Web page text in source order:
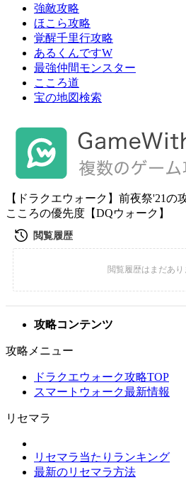
強敵攻略
ほこら攻略
覚醒千里行攻略
あるくんですW
最強仲間モンスター
こころ道
宝の地図検索
【ドラクエウォーク】前夜祭'21の
こころの優先度【DQウォーク】
攻略コンテンツ
攻略メニュー
ドラクエウォーク攻略TOP
スマートウォーク最新情報
リセマラ
リセマラ当たりランキング
最新のリセマラ方法